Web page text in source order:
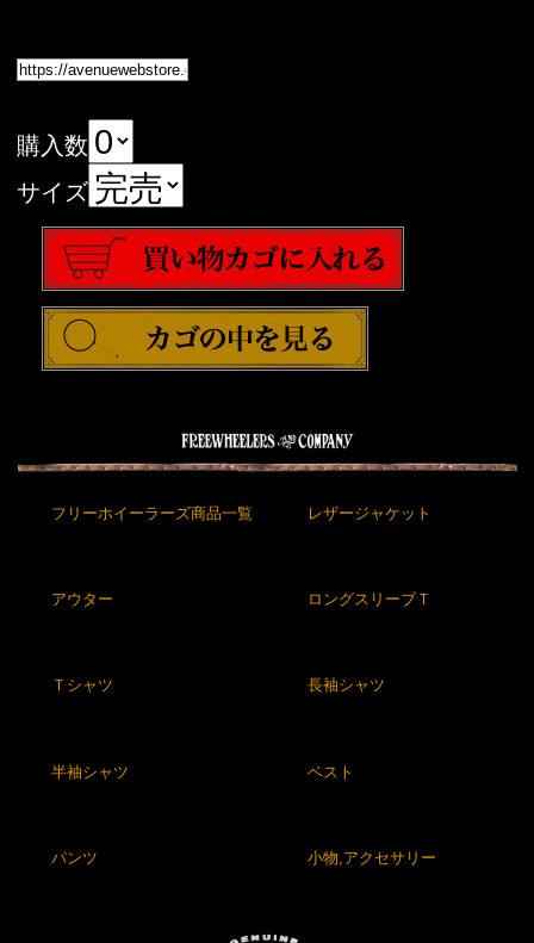
購入数
サイズ
フリーホイーラーズ商品一覧 レザージャケット
アウター ロングスリーブＴ
Ｔシャツ 長袖シャツ
半袖シャツ ベスト
パンツ 小物,アクセサリー